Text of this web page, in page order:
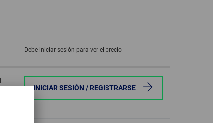
ENGLISH
Debe iniciar sesión para ver el precio
INICIAR SESIÓN / REGISTRARSE